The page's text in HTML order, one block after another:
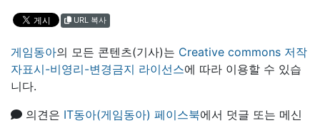
URL 복사
게임동아의 모든 콘텐츠(기사)는 Creative commons 저작
자표시-비영리-변경금지 라이선스에 따라 이용할 수 있습
니다.
의견은 IT동아(게임동아) 페이스북에서 덧글 또는 메신